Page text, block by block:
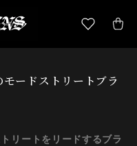
ードストリートブラ
リートをリードするブラ